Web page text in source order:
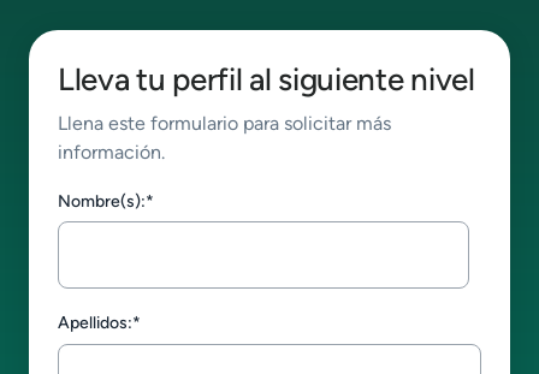
Lleva tu perfil al siguiente nivel
Llena este formulario para solicitar más
información.
Nombre(s):*
Apellidos:*